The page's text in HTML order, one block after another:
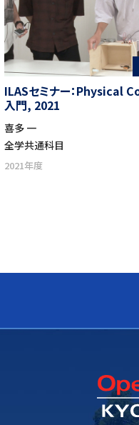
ILASセミナー：Physical
入門, 2021
喜多 一
全学共通科目
2021年度